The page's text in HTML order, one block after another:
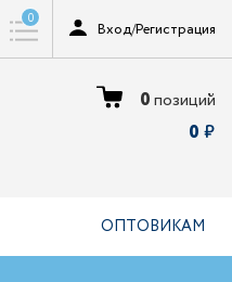
0
Вход/Регистрация
0позиций
0
ОПТОВИКАМ